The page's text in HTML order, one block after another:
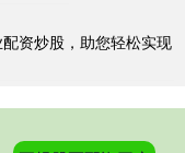
资炒股，助您轻松实现